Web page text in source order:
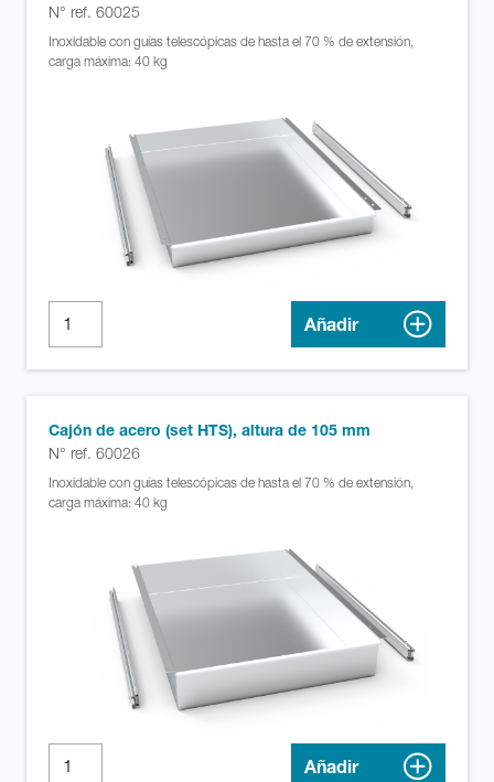
N° ref. 60025
Inoxidable con guías telescópicas de hasta el 70 % de extensión,
carga máxima: 40 kg
Añadir
Cajón de acero (set HTS), altura de 105 mm
N° ref. 60026
Inoxidable con guías telescópicas de hasta el 70 % de extensión,
carga máxima: 40 kg
Añadir